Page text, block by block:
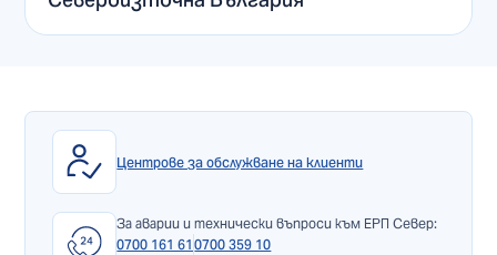
Центрове за обслужване на клиенти
За аварии и технически въпроси към ЕРП Север:
0700 161 61 0700 359 10